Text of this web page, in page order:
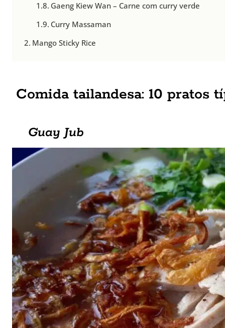
Gaeng Kiew Wan – Carne com curry verde
Curry Massaman
Mango Sticky Rice
Comida tailandesa: 10 pratos
Guay Jub